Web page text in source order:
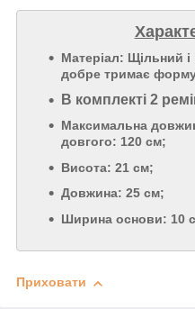
Матеріал: Щільний і
добре тримає
В комплекті 2
Максимальна
довгого: 120 см;
Висота: 21 см;
Довжина: 25 см;
Ширина основи: 10
Приховати